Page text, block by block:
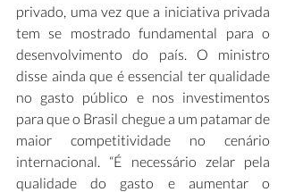
privado, uma vez que a iniciativa privada
tem se mostrado fundamental para o
desenvolvimento do país. O ministro
disse ainda que é essencial ter qualidade
no gasto público e nos investimentos
para que o Brasil chegue a um patamar de
maior competitividade no cenário
internacional. “É necessário zelar pela
qualidade do gasto e aumentar o